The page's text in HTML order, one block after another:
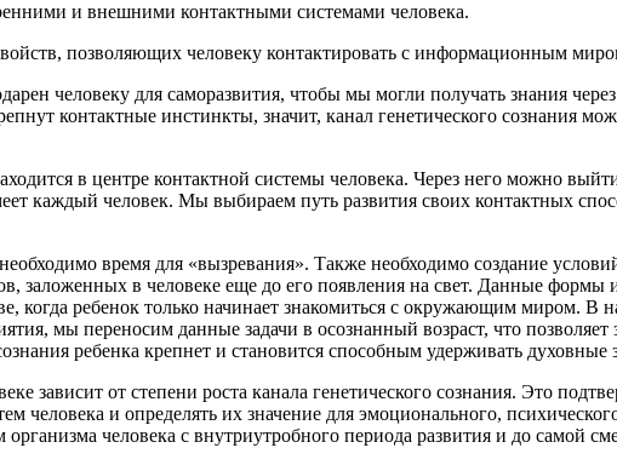
и внешними контактными системами человека.
позволяющих человеку контактировать с информационным
человеку для саморазвития, чтобы мы могли получать знания
контактные инстинкты, значит, канал генетического сознания
в центре контактной системы человека. Через него можно
каждый человек. Мы выбираем путь развития своих контактных
время для «вызревания». Также необходимо создание
заложенных в человеке еще до его появления на свет. Данные
когда ребенок только начинает знакомиться с окружающим миром.
мы переносим данные задачи в осознанный возраст, что
ребенка крепнет и становится способным удерживать духовные
зависит от степени роста канала генетического сознания. Это
человека и определять их значение для эмоционального,
организма человека с внутриутробного периода развития и до самой